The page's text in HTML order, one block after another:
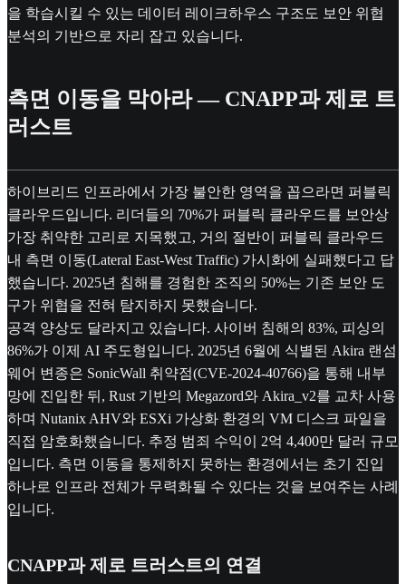
을 학습시킬 수 있는 데이터 레이크하우스 구조도 보안 위협
분석의 기반으로 자리 잡고 있습니다.
측면 이동을 막아라 — CNAPP과 제로 트
러스트
하이브리드 인프라에서 가장 불안한 영역을 꼽으라면 퍼블릭
클라우드입니다. 리더들의 70%가 퍼블릭 클라우드를 보안상
가장 취약한 고리로 지목했고, 거의 절반이 퍼블릭 클라우드
내 측면 이동(Lateral East-West Traffic) 가시화에 실패했다고 답
했습니다. 2025년 침해를 경험한 조직의 50%는 기존 보안 도
구가 위협을 전혀 탐지하지 못했습니다.
공격 양상도 달라지고 있습니다. 사이버 침해의 83%, 피싱의
86%가 이제 AI 주도형입니다. 2025년 6월에 식별된 Akira 랜섬
웨어 변종은 SonicWall 취약점(CVE-2024-40766)을 통해 내부
망에 진입한 뒤, Rust 기반의 Megazord와 Akira_v2를 교차 사용
하며 Nutanix AHV와 ESXi 가상화 환경의 VM 디스크 파일을
직접 암호화했습니다. 추정 범죄 수익이 2억 4,400만 달러 규모
입니다. 측면 이동을 통제하지 못하는 환경에서는 초기 진입
하나로 인프라 전체가 무력화될 수 있다는 것을 보여주는 사례
입니다.
CNAPP과 제로 트러스트의 연결